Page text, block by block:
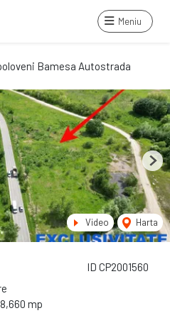
Meniu
Bamesa Autostrada
ID CP2001560
mp
Video Harta
Next